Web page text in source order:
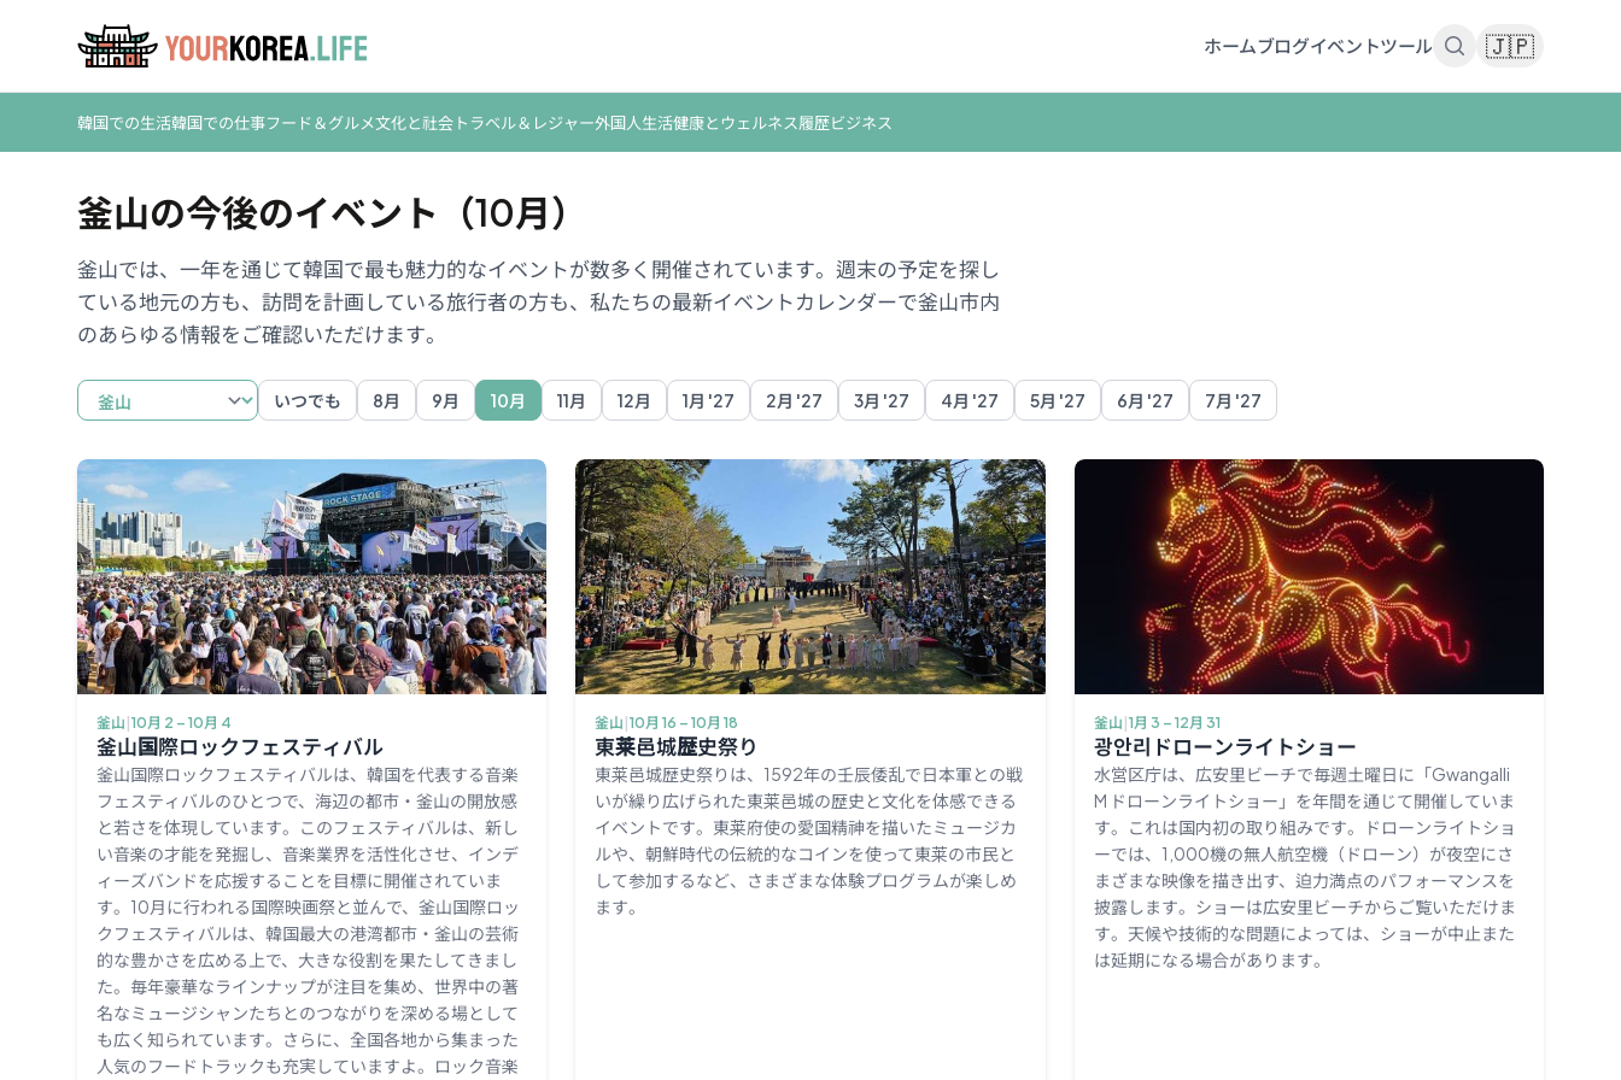
ホームブログイベントツール 🇯🇵
韓国での生活韓国での仕事フード＆グルメ文化と社会 トラベル＆レジャー外国人生活健康とウェルネス履歴ビジネス
釜山の今後のイベント（10月）
釜山では、一年を通じて韓国で最も魅力的なイベントが数多く開催されています。週末の予定を探し
ている地元の方も、訪問を計画している旅行者の方も、私たちの最新イベントカレンダーで釜山市内
のあらゆる情報をご確認いただけます。
BusanDaeguGwangjuGyeongjuIncheonJejuSeoulSuwonUlsan
いつでも 8月 9月 10月 11月 12月 1月 '27 2月 '27 3月 '27 4月 '27 5月 '27 6月 '27 7月 '27
釜山 |10月 2 – 10月 4
釜山国際ロックフェスティバル
釜山国際ロックフェスティバルは、韓国を代表する音楽
フェスティバルのひとつで、海辺の都市・釜山の開放感
と若さを体現しています。このフェスティバルは、新し
い音楽の才能を発掘し、音楽業界を活性化させ、インデ
ィーズバンドを応援することを目標に開催されていま
す。10月に行われる国際映画祭と並んで、釜山国際ロッ
クフェスティバルは、韓国最大の港湾都市・釜山の芸術
的な豊かさを広める上で、大きな役割を果たしてきまし
た。毎年豪華なラインナップが注目を集め、世界中の著
名なミュージシャンたちとのつながりを深める場として
も広く知られています。さらに、全国各地から集まった
人気のフードトラックも充実していますよ。ロック音楽
釜山 |10月 16 – 10月 18
東莱邑城歴史祭り
東莱邑城歴史祭りは、1592年の壬辰倭乱で日本軍との戦
いが繰り広げられた東莱邑城の歴史と文化を体感できる
イベントです。東莱府使の愛国精神を描いたミュージカ
ルや、朝鮮時代の伝統的なコインを使って東莱の市民と
して参加するなど、さまざまな体験プログラムが楽しめ
ます。
釜山 |1月 3 – 12月 31
광안리ドローンライトショー
水営区庁は、広安里ビーチで毎週土曜日に「Gwangalli
M ドローンライトショー」を年間を通じて開催していま
す。これは国内初の取り組みです。ドローンライトショ
ーでは、1,000機の無人航空機（ドローン）が夜空にさ
まざまな映像を描き出す、迫力満点のパフォーマンスを
披露します。ショーは広安里ビーチからご覧いただけま
す。天候や技術的な問題によっては、ショーが中止また
は延期になる場合があります。